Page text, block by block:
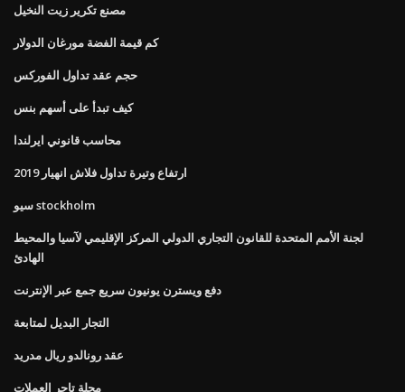
مصنع تكرير زيت النخيل
كم قيمة الفضة مورغان الدولار
حجم عقد تداول الفوركس
كيف تبدأ على أسهم بنس
محاسب قانوني ايرلندا
ارتفاع وتيرة تداول فلاش انهيار 2019
سيو stockholm
لجنة الأمم المتحدة للقانون التجاري الدولي المركز الإقليمي لآسيا والمحيط
الهادئ
دفع ويسترن يونيون سريع جمع عبر الإنترنت
التجار البديل لمتابعة
عقد رونالدو ريال مدريد
مجلة تاجر العملات